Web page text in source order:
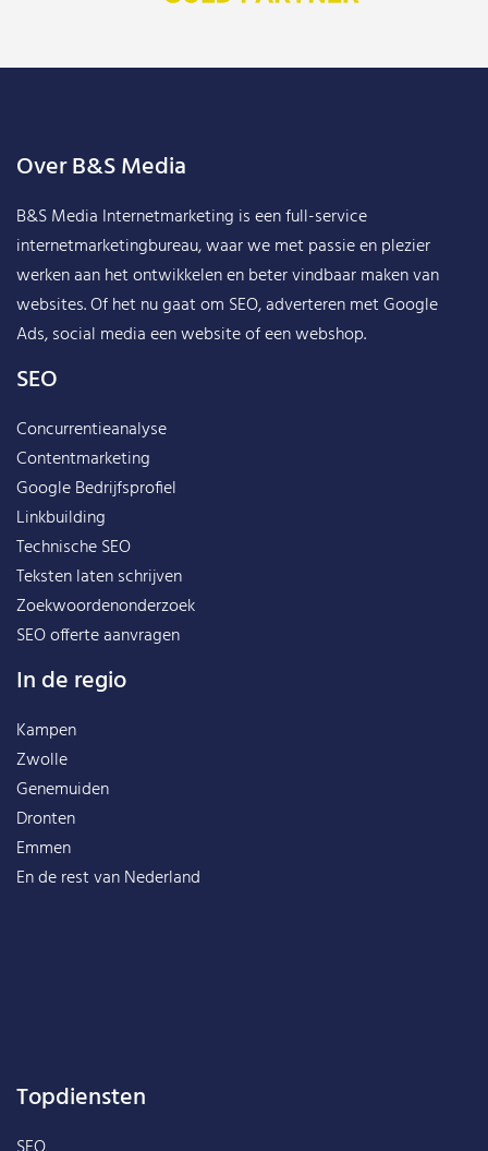
Over B&S Media
B&S Media Internetmarketing is een full-service
internetmarketingbureau, waar we met passie en plezier
werken aan het ontwikkelen en beter vindbaar maken van
websites. Of het nu gaat om SEO, adverteren met Google
Ads, social media een website of een webshop.
SEO
Concurrentieanalyse
Contentmarketing
Google Bedrijfsprofiel
Linkbuilding
Technische SEO
Teksten laten schrijven
Zoekwoordenonderzoek
SEO offerte aanvragen
In de regio
Kampen
Zwolle
Genemuiden
Dronten
Emmen
En de rest vanNederland
Topdiensten